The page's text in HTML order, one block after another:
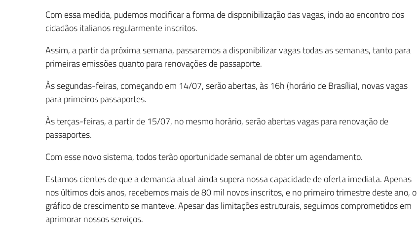
Com essa medida, pudemos modificar a forma de disponibilização das vagas, indo ao encontro dos
cidadãos italianos regularmente inscritos.
Assim, a partir da próxima semana, passaremos a disponibilizar vagas todas as semanas, tanto para
primeiras emissões quanto para renovações de passaporte.
Às segundas-feiras, começando em 14/07, serão abertas, às 16h (horário de Brasília), novas vagas
para primeiros passaportes.
Às terças-feiras, a partir de 15/07, no mesmo horário, serão abertas vagas para renovação de
passaportes.
Com esse novo sistema, todos terão oportunidade semanal de obter um agendamento.
Estamos cientes de que a demanda atual ainda supera nossa capacidade de oferta imediata. Apenas
nos últimos dois anos, recebemos mais de 80 mil novos inscritos, e no primeiro trimestre deste ano, o
gráfico de crescimento se manteve. Apesar das limitações estruturais, seguimos comprometidos em
aprimorar nossos serviços.